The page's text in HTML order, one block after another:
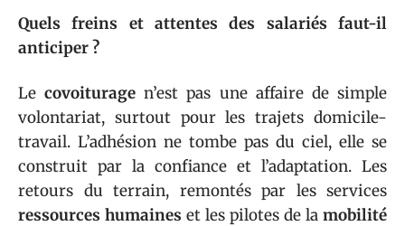
Quels freins et attentes des salariés faut-il
anticiper ?
Lecovoiturage n’est pas une affaire de simple
volontariat, surtout pour les trajets domicile-
travail. L’adhésion ne tombe pas du ciel, elle se
construit par la confiance et l’adaptation. Les
retours du terrain, remontés par les services
ressources humaines et les pilotes de la mobilité